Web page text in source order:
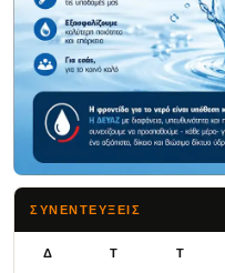
ΣΥΝΕΝΤΕΥΞΕΙΣ
Δ Τ Τ